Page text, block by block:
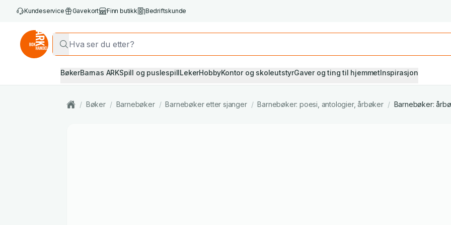
Kundeservice Gavekort Finn butikk Bedriftskunde
BøkerBarnas ARKSpill og puslespillLekerHobbyKontor og skoleutstyrGaver og ting til hjemmetInspirasjon
/ Bøker / Barnebøker / Barnebøker etter sjanger / Barnebøker: poesi, antologier, årbøker / Barnebøker: